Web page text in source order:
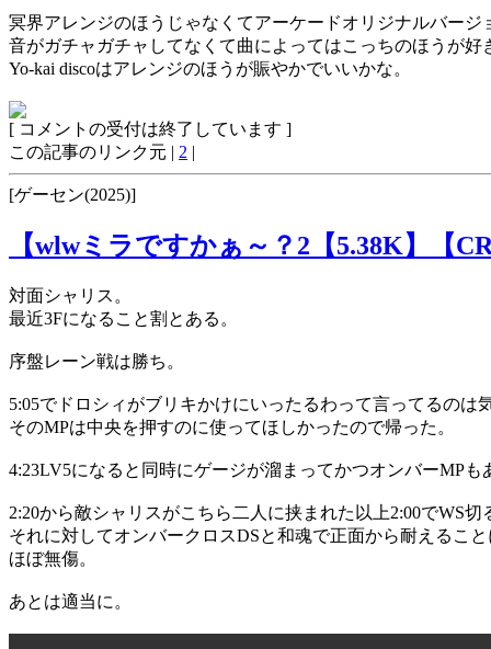
冥界アレンジのほうじゃなくてアーケードオリジナルバージ
音がガチャガチャしてなくて曲によってはこっちのほうが好
Yo-kai discoはアレンジのほうが賑やかでいいかな。
[ コメントの受付は終了しています ]
この記事のリンク元 | 2 |
[ゲーセン(2025)]
【wlwミラですかぁ～？2【5.38K】【
対面シャリス。
最近3Fになること割とある。
序盤レーン戦は勝ち。
5:05でドロシィがブリキかけにいったるわって言ってるのは
そのMPは中央を押すのに使ってほしかったので帰った。
4:23LV5になると同時にゲージが溜まってかつオンバーMPも
2:20から敵シャリスがこちら二人に挟まれた以上2:00でWS
それに対してオンバークロスDSと和魂で正面から耐えるこ
ほぼ無傷。
あとは適当に。